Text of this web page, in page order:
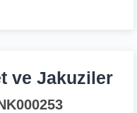
ve Jakuziler